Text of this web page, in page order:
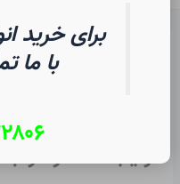
جدول تناوبی
ترتیب عناصر در
برای خرید
با ما